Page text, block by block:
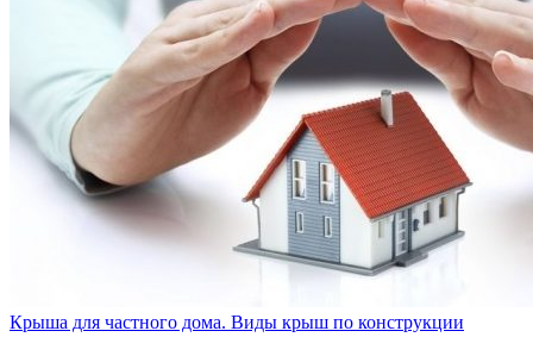
Крыша для частного дома. Виды крыш по конструкции